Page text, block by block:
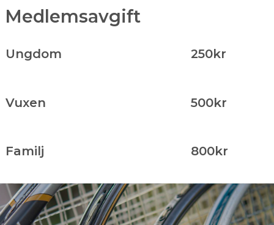
Medlemsavgift
Ungdom 250kr
Vuxen 500kr
Familj 800kr